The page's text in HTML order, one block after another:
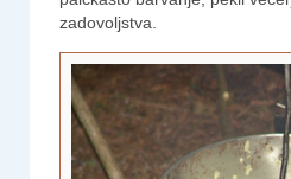
zadovoljstva.